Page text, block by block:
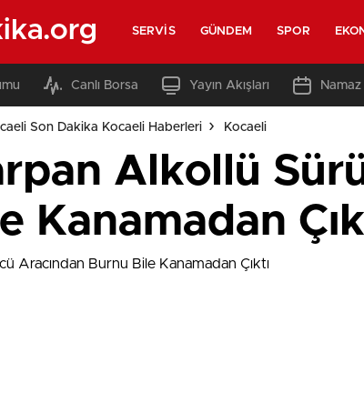
SERVIS GÜNDEM SPOR
Canlı Borsa Yayın Akışları
Son Dakika Kocaeli Haberleri Kocaeli
Alkollü
Kanamadan